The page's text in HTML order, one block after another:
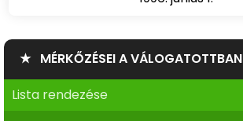
★ MÉRKŐZÉSEI A VÁLOGATOTTBAN
Lista rendezése